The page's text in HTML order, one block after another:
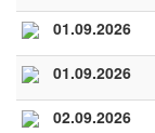
01.09.2026
01.09.2026
02.09.2026